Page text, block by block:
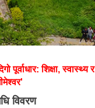
पूर्वाधार: शिक्षा, स्वास्थ्य र
विवरण